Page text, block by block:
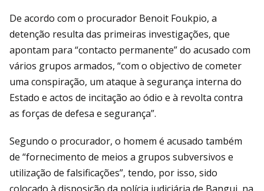
De acordo com o procurador Benoit Foukpio, a
detenção resulta das primeiras investigações, que
apontam para “contacto permanente” do acusado com
vários grupos armados, “com o objectivo de cometer
uma conspiração, um ataque à segurança interna do
Estado e actos de incitação ao ódio e à revolta contra
as forças de defesa e segurança”.
Segundo o procurador, o homem é acusado também
de “fornecimento de meios a grupos subversivos e
utilização de falsificações”, tendo, por isso, sido